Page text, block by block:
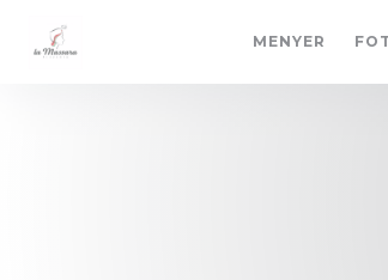
MENYER